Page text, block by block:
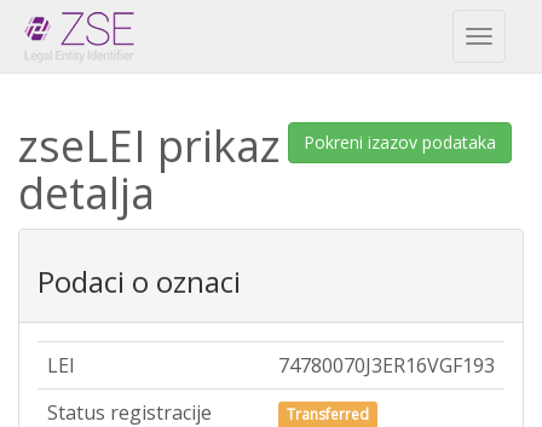
Toggle
Pokreni izazov podataka
zseLEI prikaz
detalja
Podaci o oznaci
LEI
74780070J3ER16VGF193
Status registracije
Transferred